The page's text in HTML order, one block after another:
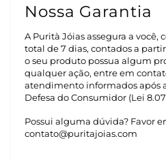
Nossa Garantia
A Purità Jóias assegura a você,
total de 7 dias, contados a
o seu produto possua algum
qualquer ação, entre em
atendimento informados após
Defesa do Consumidor (Lei
Possui alguma dúvida? Favor
contato@puritajoias.com